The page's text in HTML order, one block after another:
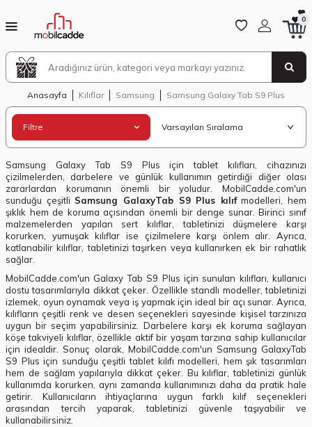
0
Anasayfa Kılıflar Samsung Samsung Galaxy Tab S9 Plus
Filtre
Samsung Galaxy Tab S9 Plus için tablet kılıfları, cihazınızı
çizilmelerden, darbelere ve günlük kullanımın getirdiği diğer olası
zararlardan korumanın önemli bir yoludur. MobilCadde.com'un
sunduğu çeşitli Samsung GalaxyTab S9 Plus kılıfmodelleri, hem
şıklık hem de koruma açısından önemli bir denge sunar. Birinci sınıf
malzemelerden yapılan sert kılıflar, tabletinizi düşmelere karşı
korurken, yumuşak kılıflar ise çizilmelere karşı önlem alır. Ayrıca,
katlanabilir kılıflar, tabletinizi taşırken veya kullanırken ek bir rahatlık
sağlar.
MobilCadde.com'un Galaxy Tab S9 Plus için sunulan kılıfları, kullanıcı
dostu tasarımlarıyla dikkat çeker. Özellikle standlı modeller, tabletinizi
izlemek, oyun oynamak veya iş yapmak için ideal bir açı sunar. Ayrıca,
kılıfların çeşitli renk ve desen seçenekleri sayesinde kişisel tarzınıza
uygun bir seçim yapabilirsiniz. Darbelere karşı ek koruma sağlayan
köşe takviyeli kılıflar, özellikle aktif bir yaşam tarzına sahip kullanıcılar
için idealdir. Sonuç olarak, MobilCadde.com'un Samsung GalaxyTab
S9 Plus için sunduğu çeşitli tablet kılıfı modelleri, hem şık tasarımları
hem de sağlam yapılarıyla dikkat çeker. Bu kılıflar, tabletinizi günlük
kullanımda korurken, aynı zamanda kullanımınızı daha da pratik hale
getirir. Kullanıcıların ihtiyaçlarına uygun farklı kılıf seçenekleri
arasından tercih yaparak, tabletinizi güvenle taşıyabilir ve
kullanabilirsiniz.